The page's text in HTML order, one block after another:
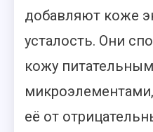
добавляют коже
усталость. Они
кожу
её от